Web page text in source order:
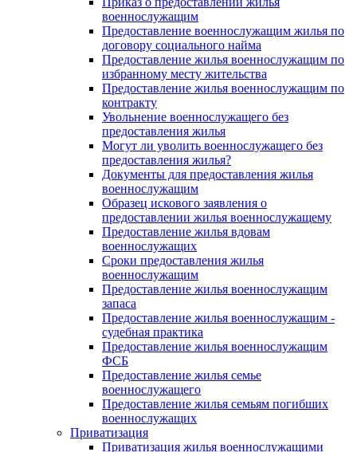
военнослужащим
Предоставление военнослужащим жилья по
договору социального найма
Предоставление жилья военнослужащим по
избранному месту жительства
Предоставление жилья военнослужащим по
контракту
Увольнение военнослужащего без
предоставления жилья
Могут ли уволить военнослужащего без
предоставления жилья?
Документы для предоставления жилья
военнослужащим
Образец искового заявления о
предоставлении жилья военнослужащему
Предоставление жилья вдовам
военнослужащих
Сроки предоставления жилья
военнослужащим
Предоставление жилья военнослужащим
запаса
Предоставление жилья военнослужащим -
судебная практика
Предоставление жилья военнослужащим
ФСБ
Предоставление жилья семье
военнослужащего
Предоставление жилья семьям погибших
военнослужащих
Приватизация
Приватизация жилья военнослужащими